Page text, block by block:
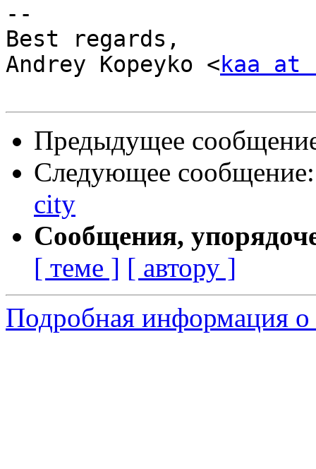
--
Best regards,
Andrey Kopeyko <kaa at
Предыдущее
Следующее
city
Сообщения,
[ теме ] [ автору ]
Подробная информация